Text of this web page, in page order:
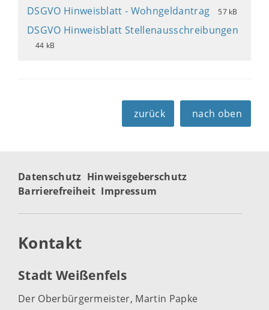
DSGVO Hinweisblatt - Wohngeldantrag 57 kB
DSGVO Hinweisblatt Stellenausschreibungen
44 kB
zurück nach oben
Datenschutz Hinweisgeberschutz
Barrierefreiheit Impressum
Kontakt
Stadt Weißenfels
Der Oberbürgermeister, Martin Papke